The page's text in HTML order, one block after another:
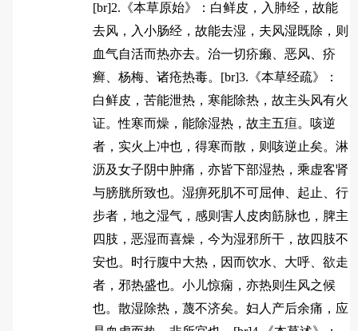
[br]2.《本草原始》：白鲜皮，入肺经，故能
去风，入小肠经，故能去湿，夫风湿既除，则
血气自活而热亦去。治一切疥癞、恶风、疥
癣、杨梅、诸疮热毒。[br]3.《本草经疏》：
白鲜皮，苦能泄热，寒能除热，故主头风有火
证。性寒而燥，能除湿热，故主五疸。咳逆
者，实火上冲也，得寒而散，则咳逆止矣。淋
沥及女子阴中肿痛，亦皆下部湿热，乘虚客肾
与膀胱所致也。湿痹死肌不可屈伸、起止、行
步者，地之湿气，感则害人皮肉筋脉也，脾主
四肢，恶湿而喜燥，今为湿邪所干，故四肢不
安也。时行腹中大热，因而饮水、大呼、欲走
者，邪热盛也。小儿惊痫，亦热则生风之候
也。散湿除热，蔑不济矣。妇人产后余痛，应